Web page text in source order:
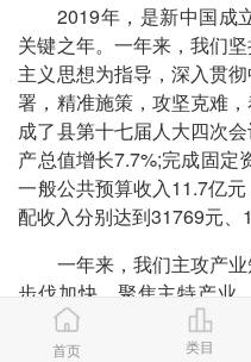
2019年，是新中国成
关键之年。一年来，我们
主义思想为指导，深入贯
署，精准施策，攻坚克难
成了县第十七届人大四次
产总值增长7.7%;完成固定
一般公共预算收入11.7亿
配收入分别达到31769元、
一年来，我们主攻产业
步伐加快。聚焦主特产业
扶，实体经济不断壮大。
企业19家，新认定高新技
首页 类目